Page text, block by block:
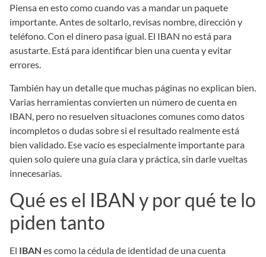
Piensa en esto como cuando vas a mandar un paquete
importante. Antes de soltarlo, revisas nombre, dirección y
teléfono. Con el dinero pasa igual. El IBAN no está para
asustarte. Está para identificar bien una cuenta y evitar
errores.
También hay un detalle que muchas páginas no explican bien.
Varias herramientas convierten un número de cuenta en
IBAN, pero no resuelven situaciones comunes como datos
incompletos o dudas sobre si el resultado realmente está
bien validado. Ese vacío es especialmente importante para
quien solo quiere una guía clara y práctica, sin darle vueltas
innecesarias.
Qué es el IBAN y por qué te lo
piden tanto
El IBAN es como la cédula de identidad de una cuenta